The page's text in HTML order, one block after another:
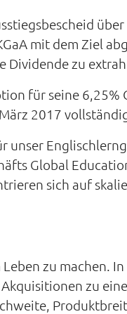
mit dem Ziel
Dividende zu
für seine 6,25%
2017
unser
Global
sich auf
zu machen.
zu